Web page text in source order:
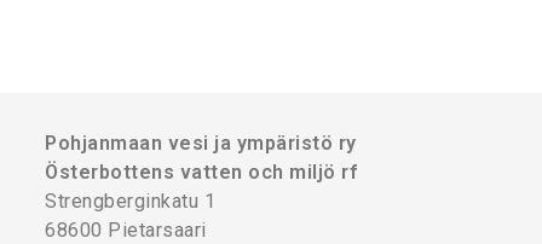
Pohjanmaan vesi ja ympäristö ry
Österbottens vatten och miljö rf
Strengberginkatu 1
68600 Pietarsaari